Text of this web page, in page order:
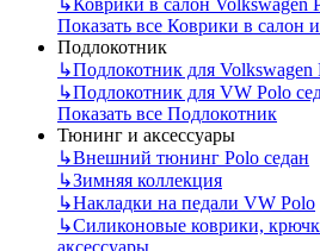
Показать все Коврики в салон
Подлокотник
↳Подлокотник для Volkswagen
↳Подлокотник для VW Polo
Показать все Подлокотник
Тюнинг и аксессуары
↳Внешний тюнинг Polo седан
↳Зимняя коллекция
↳Накладки на педали VW Polo
↳Силиконовые коврики,
аксессуары